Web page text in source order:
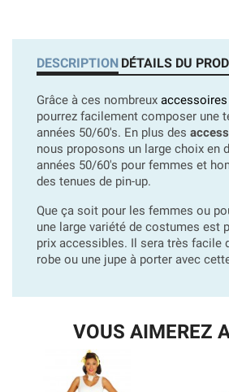
DESCRIPTION DÉTAILS DU
Grâce à ces nombreux accessoires
pourrez facilement composer une
années 50/60's. En plus des
nous proposons un large choix en
années 50/60's pour femmes et
des tenues de pin-up.
Que ça soit pour les femmes ou
une large variété de costumes est
prix accessibles. Il sera très facile
robe ou une jupe à porter avec
VOUS AIMEREZ